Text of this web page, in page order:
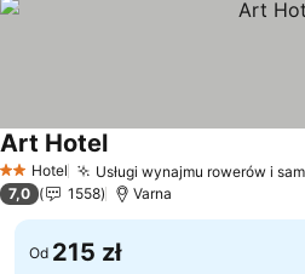
2 Kategoria
Hotel Usługi wynajmu rowerów i
Art HotelWyświetl ceny
7,0 1558 Varna
Od 215 zł